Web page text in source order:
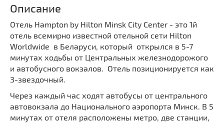
Описание
Отель Hampton by Hilton Minsk City Center - это 1й
отель всемирно известной отельной сети Hilton
Worldwide в Беларуси, который открылся в 5-7
минутах ходьбы от Центральных железнодорожого
и автобусного вокзалов. Отель позиционируется как
3-звездочный.
Через каждый час ходят автобусы от центрального
автовокзала до Национального аэропорта Минск. В 5
минутах от отеля расположены метро, две станции,